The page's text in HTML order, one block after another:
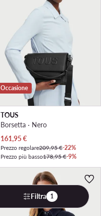
Occasione
TOUS
Borsetta · Nero
Prezzo attuale
161,95€
Prezzo regolare209,95 €-22%
Prezzo più basso178,95 €-9%
Filtra 1